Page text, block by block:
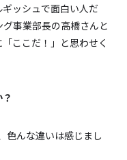
ッシュで面白い人だ
事業部長の高橋さんと
ここだ！」と思わせく
色んな違いは感じまし